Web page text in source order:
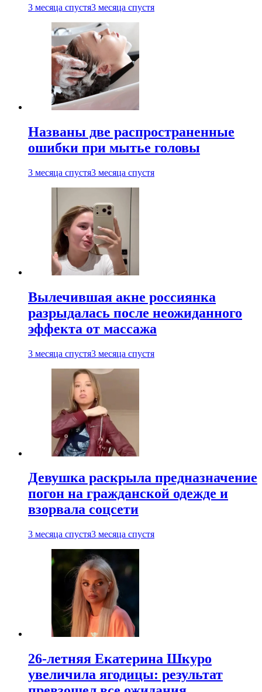
3 месяца спустя3 месяца спустя
Названы две распространенные
ошибки при мытье головы
3 месяца спустя3 месяца спустя
Вылечившая акне россиянка
разрыдалась после неожиданного
эффекта от массажа
3 месяца спустя3 месяца спустя
Девушка раскрыла предназначение
погон на гражданской одежде и
взорвала соцсети
3 месяца спустя3 месяца спустя
26-летняя Екатерина Шкуро
увеличила ягодицы: результат